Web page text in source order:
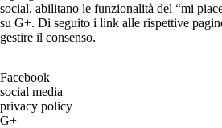
social, abilitano le funzionalità del “mi
su G+. Di seguito i link alle rispettive
gestire il consenso.
Facebook
social media
privacy policy
G+